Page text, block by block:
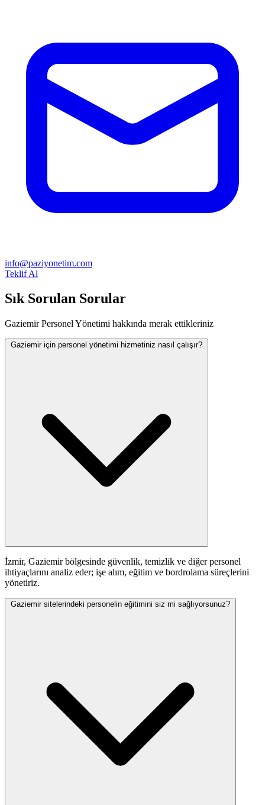
info@paziyonetim.com
Teklif Al
Sık Sorulan Sorular
Gaziemir Personel Yönetimi hakkında merak ettikleriniz
Gaziemir için personel yönetimi hizmetiniz nasıl çalışır?
İzmir, Gaziemir bölgesinde güvenlik, temizlik ve diğer personel
ihtiyaçlarını analiz eder; işe alım, eğitim ve bordrolama süreçlerini
yönetiriz.
Gaziemir sitelerindeki personelin eğitimini siz mi sağlıyorsunuz?